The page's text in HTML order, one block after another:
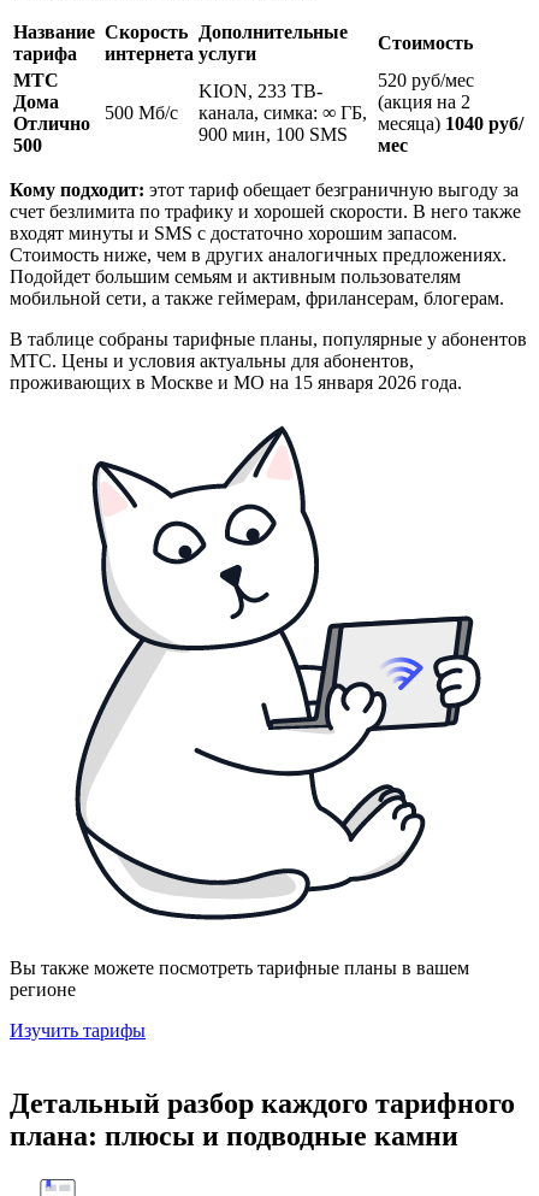
Название
тарифа
Скорость
интернета
Дополнительные
услуги
Стоимость
МТС
Дома
Отлично
500
500 Мб/с
KION, 233 ТВ-
канала, симка: ∞ ГБ,
900 мин, 100 SMS
520 руб/мес
(акция на 2
месяца) 1040 руб/
мес
Кому подходит: этот тариф обещает безграничную выгоду за
счет безлимита по трафику и хорошей скорости. В него также
входят минуты и SMS с достаточно хорошим запасом.
Стоимость ниже, чем в других аналогичных предложениях.
Подойдет большим семьям и активным пользователям
мобильной сети, а также геймерам, фрилансерам, блогерам.
В таблице собраны тарифные планы, популярные у абонентов
МТС. Цены и условия актуальны для абонентов,
проживающих в Москве и МО на 15 января 2026 года.
Вы также можете посмотреть тарифные планы в вашем
регионе
Изучить тарифы
Детальный разбор каждого тарифного
плана: плюсы и подводные камни